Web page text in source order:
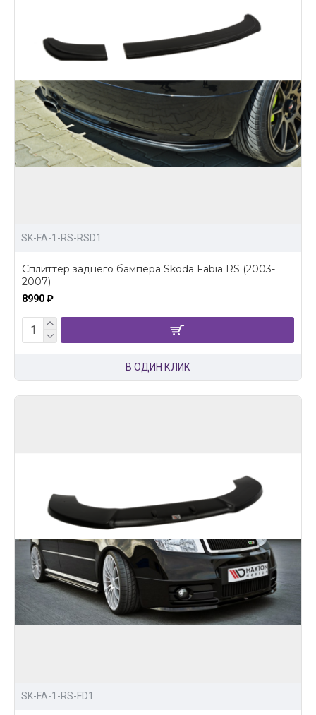
SK-FA-1-RS-RSD1
Сплиттер заднего бампера Skoda Fabia RS (2003-
2007)
8990 ₽
В ОДИН КЛИК
SK-FA-1-RS-FD1